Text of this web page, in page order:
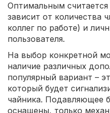
Оптимальным
зависит от количества
коллег по работе) и
пользователя.
На выбор конкретной
наличие различных
популярный вариант –
который будет
чайника. Подавляющее
оснащены, только